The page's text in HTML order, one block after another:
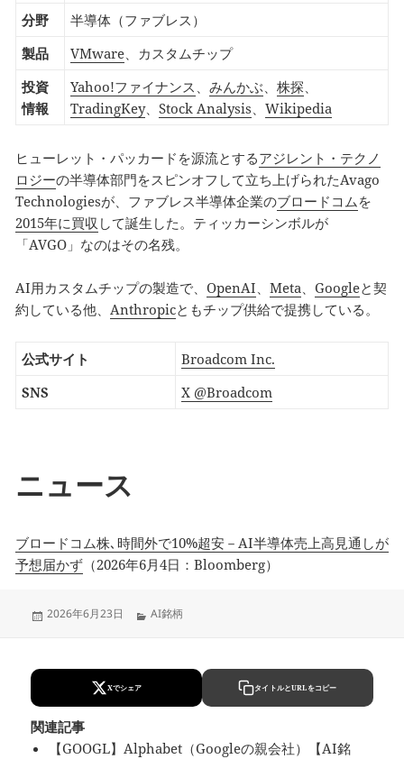
分野
半導体（ファブレス）
製品
VMware、カスタムチップ
投資
情報
Yahoo!ファイナンス みんかぶ 株探
TradingKey、 Stock Analysis Wikipedia
ヒューレット・パッカードを源流とするアジレント・テクノ
ロジーの半導体部門をスピンオフして立ち上げられたAvago
Technologiesが、ファブレス半導体企業のブロードコム を
2015年に買収 して誕生した。ティッカーシンボルが
「AVGO」なのはその名残。
AI用カスタムチップの製造で、 OpenAI Meta Googleと契
約している他、 Anthropicともチップ供給で提携している。
公式サイト
Broadcom Inc.
SNS
X @Broadcom
ニュース
ブロードコム株､時間外で10%超安－AI半導体売上高見通しが
予想届かず（2026年6月4日：Bloomberg）
Updated
2026年6月23日 Categories
AI銘柄
Xでシェア タイトルとURLをコピー
関連記事
【GOOGL】Alphabet（Googleの親会社）【AI銘